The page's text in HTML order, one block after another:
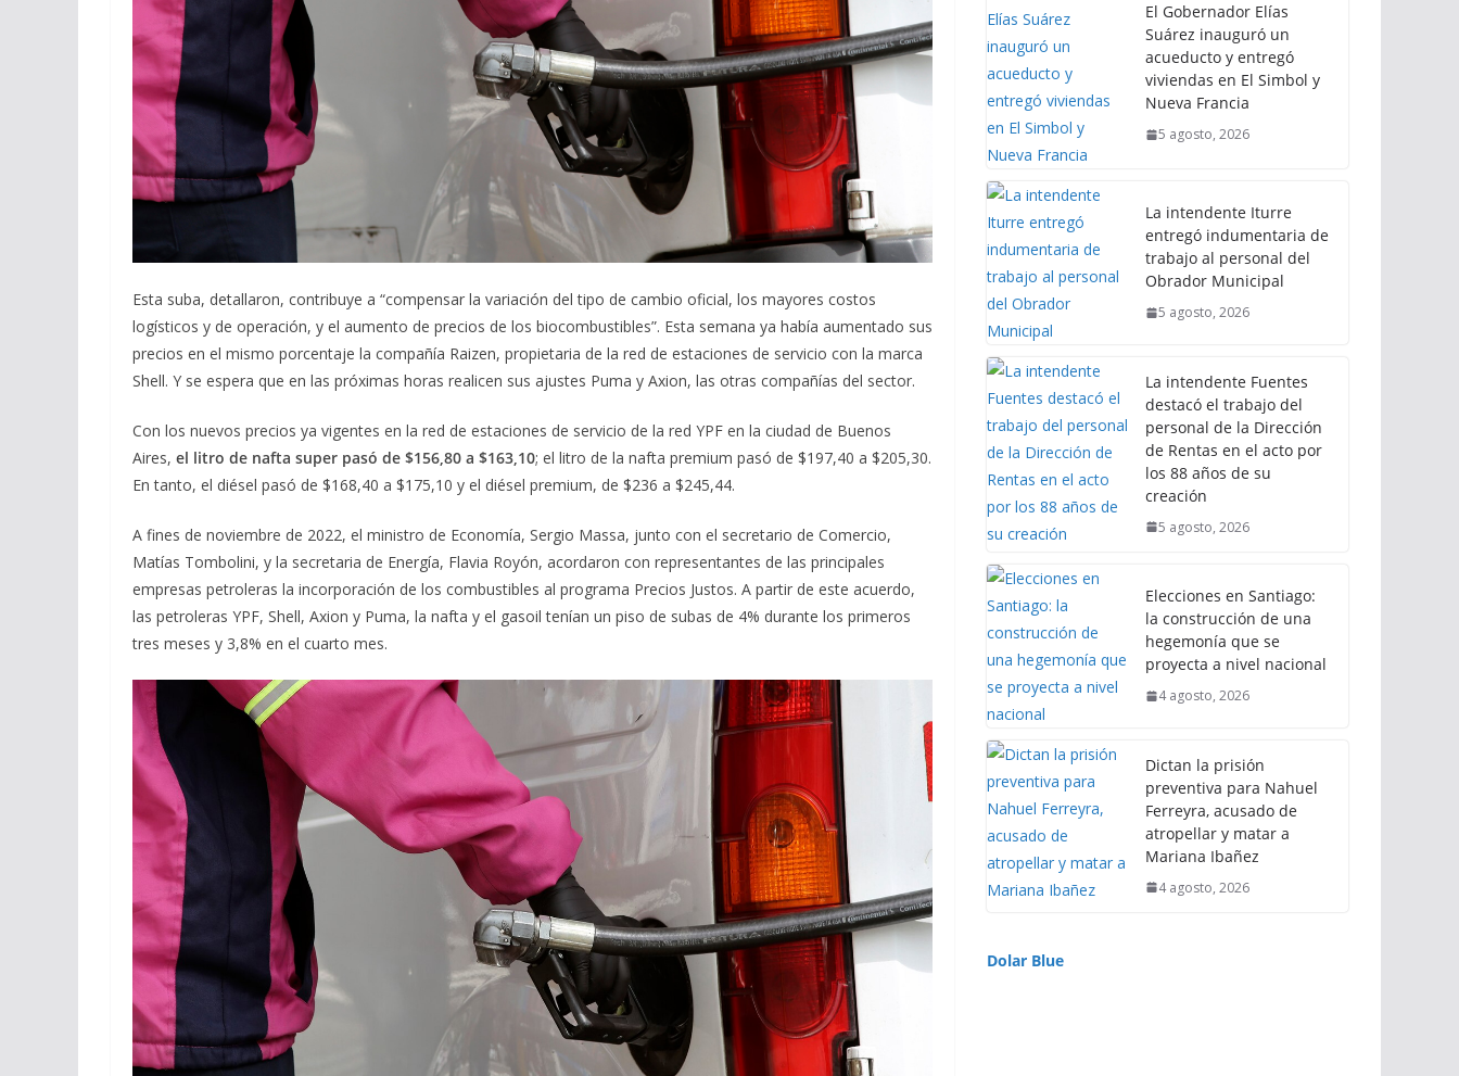
Esta suba, detallaron, contribuye a “compensar la variación del tipo de cambio oficial, los mayores costos
logísticos y de operación, y el aumento de precios de los biocombustibles”. Esta semana ya había aumentado sus
precios en el mismo porcentaje la compañía Raizen, propietaria de la red de estaciones de servicio con la marca
Shell. Y se espera que en las próximas horas realicen sus ajustes Puma y Axion, las otras compañías del sector.
Con los nuevos precios ya vigentes en la red de estaciones de servicio de la red YPF en la ciudad de Buenos
Aires, el litro de nafta super pasó de $156,80 a $163,10; el litro de la nafta premium pasó de $197,40 a $205,30.
En tanto, el diésel pasó de $168,40 a $175,10 y el diésel premium, de $236 a $245,44.
A fines de noviembre de 2022, el ministro de Economía, Sergio Massa, junto con el secretario de Comercio,
Matías Tombolini, y la secretaria de Energía, Flavia Royón, acordaron con representantes de las principales
empresas petroleras la incorporación de los combustibles al programa Precios Justos. A partir de este acuerdo,
las petroleras YPF, Shell, Axion y Puma, la nafta y el gasoil tenían un piso de subas de 4% durante los primeros
tres meses y 3,8% en el cuarto mes.
El Gobernador Elías
Suárez inauguró un
acueducto y entregó
viviendas en El Simbol y
Nueva Francia
5 agosto, 2026
La intendente Iturre
entregó indumentaria de
trabajo al personal del
Obrador Municipal
5 agosto, 2026
La intendente Fuentes
destacó el trabajo del
personal de la Dirección
de Rentas en el acto por
los 88 años de su
creación
5 agosto, 2026
Elecciones en Santiago:
la construcción de una
hegemonía que se
proyecta a nivel nacional
4 agosto, 2026
Dictan la prisión
preventiva para Nahuel
Ferreyra, acusado de
atropellar y matar a
Mariana Ibañez
4 agosto, 2026
Dolar Blue